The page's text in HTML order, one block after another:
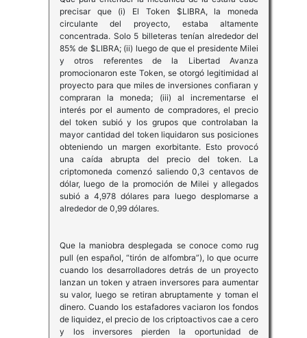
precisar que (i) El Token $LIBRA, la moneda
circulante del proyecto, estaba altamente
concentrada. Solo 5 billeteras tenían alrededor del
85% de $LIBRA; (ii) luego de que el presidente Milei
y otros referentes de la Libertad Avanza
promocionaron este Token, se otorgó legitimidad al
proyecto para que miles de inversiones confiaran y
compraran la moneda; (iii) al incrementarse el
interés por el aumento de compradores, el precio
del token subió y los grupos que controlaban la
mayor cantidad del token liquidaron sus posiciones
obteniendo un margen exorbitante. Esto provocó
una caída abrupta del precio del token. La
criptomoneda comenzó saliendo 0,3 centavos de
dólar, luego de la promoción de Milei y allegados
subió a 4,978 dólares para luego desplomarse a
alrededor de 0,99 dólares.
Que la maniobra desplegada se conoce como rug
pull (en español, “tirón de alfombra”), lo que ocurre
cuando los desarrolladores detrás de un proyecto
lanzan un token y atraen inversores para aumentar
su valor, luego se retiran abruptamente y toman el
dinero. Cuando los estafadores vaciaron los fondos
de liquidez, el precio de los criptoactivos cae a cero
y los inversores pierden la oportunidad de